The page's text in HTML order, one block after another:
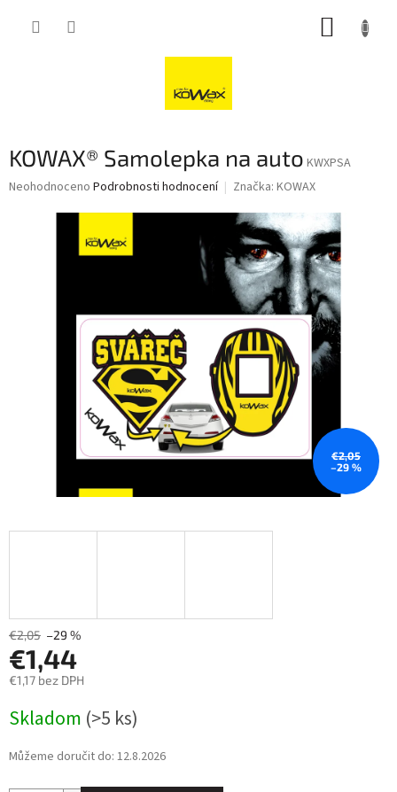
KOWAX® Samolepka na auto KWXPSA
Průměrné
Neohodnoceno Podrobnosti hodnocení Značka: KOWAX
€2,05
–29 %
€2,05 –29 %
€1,44
€1,17 bez DPH
cena:
Skladom (>5 ks)
Můžeme doručit do: 12.8.2026